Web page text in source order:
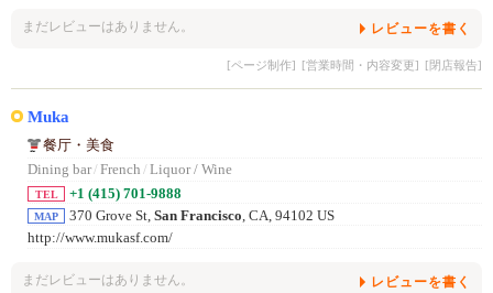
まだレビューはありません。 レビューを書く
[ページ制作] [営業時間・内容変更] [閉店報告]
Muka
餐厅・美食
Dining bar/ French / Liquor / Wine
TEL +1 (415) 701-9888
MAP 370 Grove St, San Francisco, CA, 94102 US
http://www.mukasf.com/
まだレビューはありません。 レビューを書く